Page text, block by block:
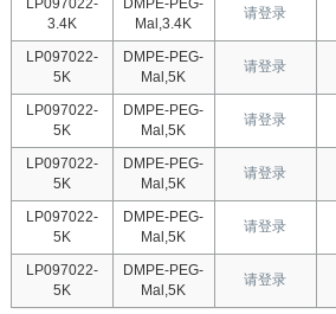
LP097022-
3.4K
DMPE-PEG-
Mal,3.4K
请登录
LP097022-
5K
DMPE-PEG-
Mal,5K
请登录
LP097022-
5K
DMPE-PEG-
Mal,5K
请登录
LP097022-
5K
DMPE-PEG-
Mal,5K
请登录
LP097022-
5K
DMPE-PEG-
Mal,5K
请登录
LP097022-
5K
DMPE-PEG-
Mal,5K
请登录